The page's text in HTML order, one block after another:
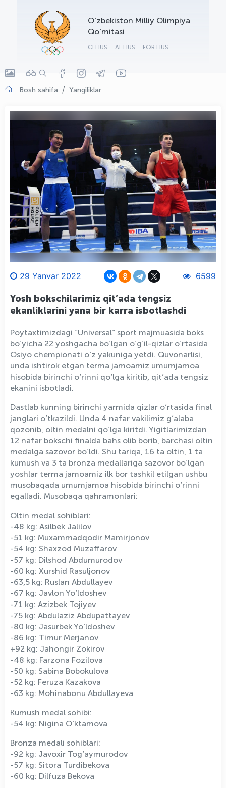
O‘zbekiston Milliy Olimpiya
Qo‘mitasi
CITIUS ALTIUS FORTIUS
Bosh sahifa Yangiliklar
29 Yanvar 2022 6599
Yosh bokschilarimiz qit’ada tengsiz
ekanliklarini yana bir karra isbotlashdi
Poytaxtimizdagi “Universal” sport majmuasida boks
bo‘yicha 22 yoshgacha bo‘lgan o‘g‘il-qizlar o‘rtasida
Osiyo chempionati o‘z yakuniga yetdi. Quvonarlisi,
unda ishtirok etgan terma jamoamiz umumjamoa
hisobida birinchi o‘rinni qo‘lga kiritib, qit’ada tengsiz
ekanini isbotladi.
Dastlab kunning birinchi yarmida qizlar o‘rtasida final
janglari o‘tkazildi. Unda 4 nafar vakilimiz g‘alaba
qozonib, oltin medalni qo‘lga kiritdi. Yigitlarimizdan
12 nafar bokschi finalda bahs olib borib, barchasi oltin
medalga sazovor bo‘ldi. Shu tariqa, 16 ta oltin, 1 ta
kumush va 3 ta bronza medallariga sazovor bo‘lgan
yoshlar terma jamoamiz ilk bor tashkil etilgan ushbu
musobaqada umumjamoa hisobida birinchi o‘rinni
egalladi. Musobaqa qahramonlari:
Oltin medal sohiblari:
-48 kg: Asilbek Jalilov
-51 kg: Muxammadqodir Mamirjonov
-54 kg: Shaxzod Muzaffarov
-57 kg: Dilshod Abdumurodov
-60 kg: Xurshid Rasuljonov
-63,5 kg: Ruslan Abdullayev
-67 kg: Javlon Yo‘ldoshev
-71 kg: Azizbek Tojiyev
-75 kg: Abdulaziz Abdupattayev
-80 kg: Jasurbek Yo‘ldoshev
-86 kg: Timur Merjanov
+92 kg: Jahongir Zokirov
-48 kg: Farzona Fozilova
-50 kg: Sabina Bobokulova
-52 kg: Feruza Kazakova
-63 kg: Mohinabonu Abdullayeva
Kumush medal sohibi:
-54 kg: Nigina O‘ktamova
Bronza medali sohiblari:
-92 kg: Javoxir Tog‘aymurodov
-57 kg: Sitora Turdibekova
-60 kg: Dilfuza Bekova
OLYMPCHIK AI - yordamchi
Onlayn · olympic.uz